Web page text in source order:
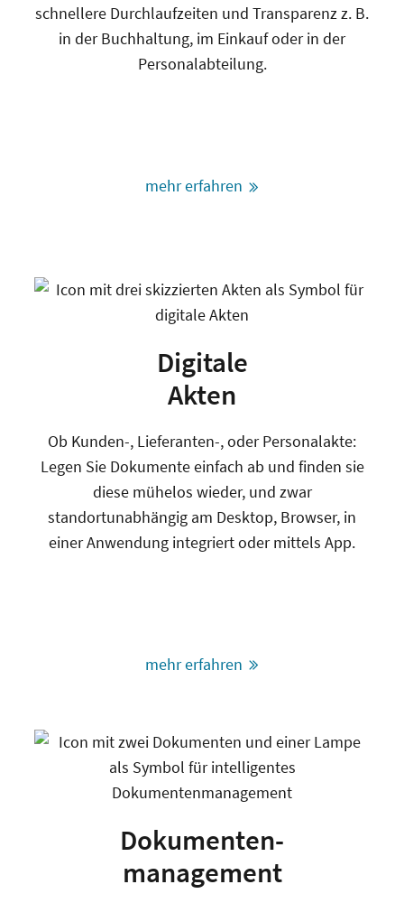
schnellere Durchlaufzeiten und Transparenz z. B.
in der Buchhaltung, im Einkauf oder in der
Personalabteilung.
mehr erfahren
Digitale
Akten
Ob Kunden-, Lieferanten-, oder Personalakte:
Legen Sie Dokumente einfach ab und finden sie
diese mühelos wieder, und zwar
standortunabhängig am Desktop, Browser, in
einer Anwendung integriert oder mittels App.
mehr erfahren
Dokumenten-
management